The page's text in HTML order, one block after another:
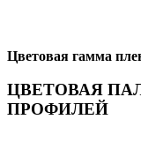
Цветовая гамма
ЦВЕТОВАЯ
ПРОФИЛЕЙ